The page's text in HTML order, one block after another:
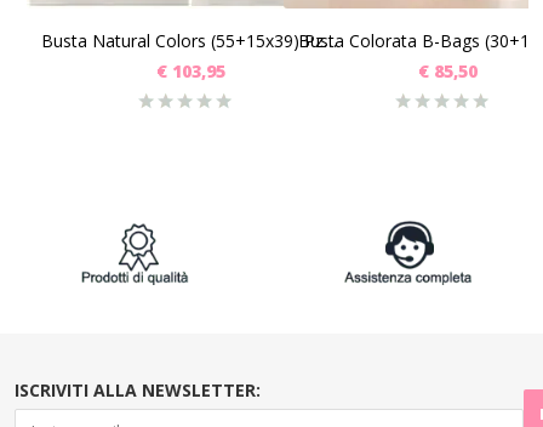
SCEGLI
Busta Natural Colors (55+15x39) Pz 150
€103,95
SCEGLI
€85,50
ISCRIVITI ALLA NEWSLETTER: